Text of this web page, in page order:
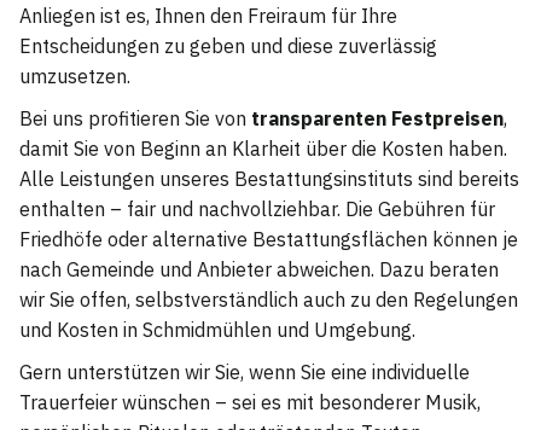
Anliegen ist es, Ihnen den Freiraum für Ihre
Entscheidungen zu geben und diese zuverlässig
umzusetzen.
Bei uns profitieren Sie von transparenten Festpreisen,
damit Sie von Beginn an Klarheit über die Kosten haben.
Alle Leistungen unseres Bestattungsinstituts sind bereits
enthalten – fair und nachvollziehbar. Die Gebühren für
Friedhöfe oder alternative Bestattungsflächen können je
nach Gemeinde und Anbieter abweichen. Dazu beraten
wir Sie offen, selbstverständlich auch zu den Regelungen
und Kosten in Schmidmühlen und Umgebung.
Gern unterstützen wir Sie, wenn Sie eine individuelle
Trauerfeier wünschen – sei es mit besonderer Musik,